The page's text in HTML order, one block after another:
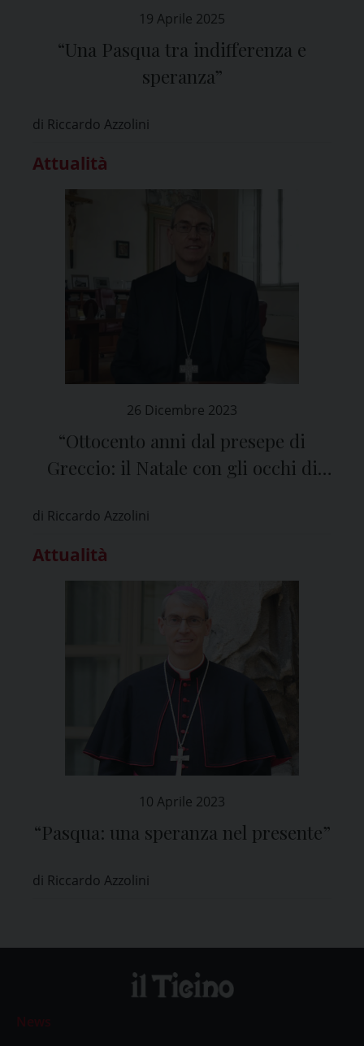
19 Aprile 2025
“Una Pasqua tra indifferenza e
speranza”
di Riccardo Azzolini
Attualità
26 Dicembre 2023
“Ottocento anni dal presepe di
Greccio: il Natale con gli occhi di
di Riccardo Azzolini
Attualità
10 Aprile 2023
“Pasqua: una speranza nel presente”
di Riccardo Azzolini
News